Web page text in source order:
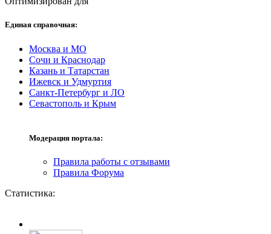
Единая справочная:
Москва и МО
Сочи и Краснодар
Казань и Татарстан
Ижевск и Удмуртия
Санкт-Петербург и ЛО
Севастополь и Крым
Модерация портала:
Правила работы с отзывами
Правила Форума
Статистика: